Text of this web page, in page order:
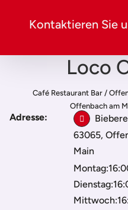
Kontaktieren Sie
Loco
Café Restaurant Bar /
Offenbach am
Adresse:
63065,
Main